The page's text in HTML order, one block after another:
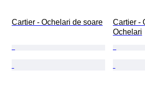
Cartier - Ochelari de soare
Cartier -
Ochelari